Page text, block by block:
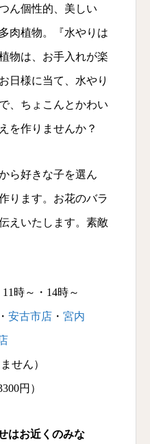
ん個性的、美しい
肉植物。『水やりは
物は、お手入れが楽
日様に当て、水やり
、ちょこんとかわい
を作りませんか？
ら好きな子を選ん
ります。お花のバラ
えいたします。素敵
時～・14時～
・ 安古市店 ・ 宮内
せん）
円）
はお近くのみな